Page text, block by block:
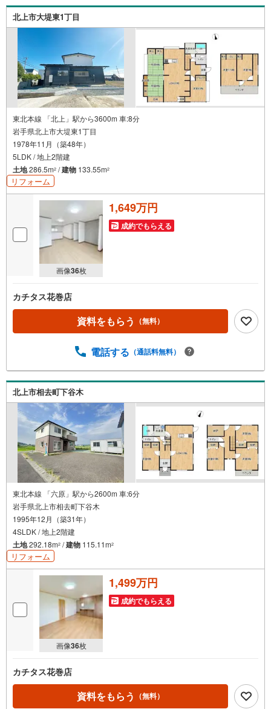
北上市大堤東1丁目
東北本線 「北上」駅から3600m 車:8分
岩手県北上市大堤東1丁目
1978年11月（築48年）
5LDK / 地上2階建
土地286.5m2 /建物 133.55m2
リフォーム
画像36枚
1,649万円
成約でもらえる
カチタス花巻店
資料をもらう （無料）
電話する （通話料無料）
北上市相去町下谷木
東北本線 「六原」駅から2600m 車:6分
岩手県北上市相去町下谷木
1995年12月（築31年）
4SLDK / 地上2階建
土地292.18m2 /建物 115.11m2
リフォーム
画像36枚
1,499万円
成約でもらえる
カチタス花巻店
資料をもらう （無料）